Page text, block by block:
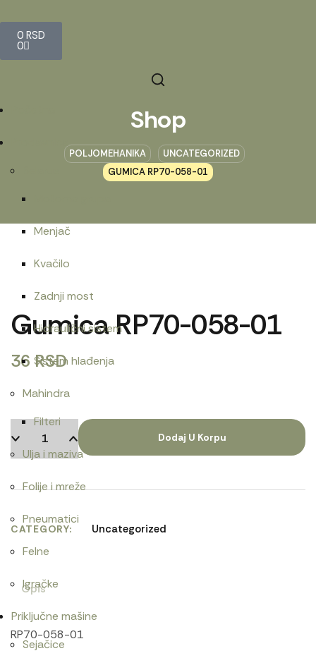
0 RSD
0
Menjač
Kvačilo
Zadnji most
Hidraulični sistem
Sistem hlađenja
Mahindra
Filteri
Ulja i maziva
Folije i mreže
Pneumatici
Felne
Igračke
Priključne mašine
Sejačice
Shop
POLJOMEHANIKA
UNCATEGORIZED
GUMICA RP70-058-01
Gumica RP70-058-01
36RSD
Dodaj U Korpu
CATEGORY Uncategorized
Opis
RP70-058-01